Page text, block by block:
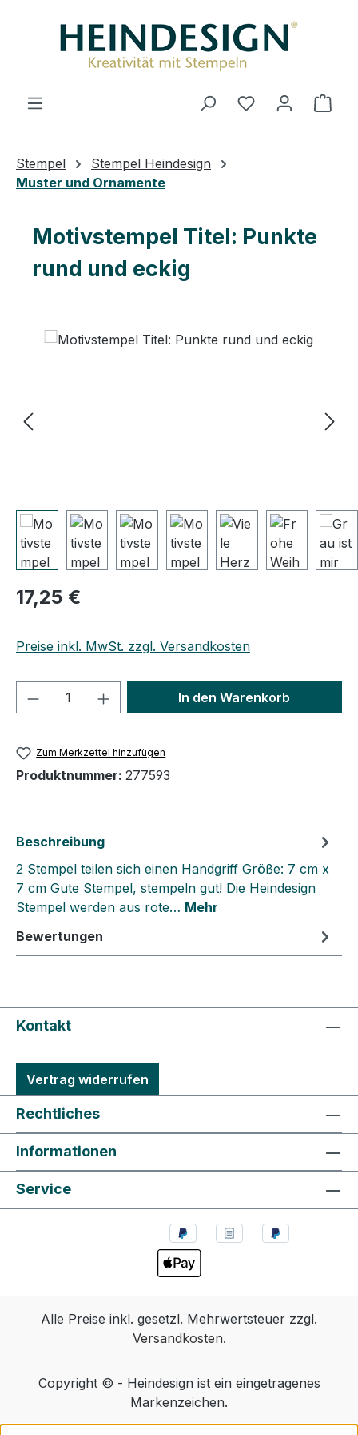
Du hast 0
Stempel
Stempel Heindesign
Muster und Ornamente
Motivstempel Titel: Punkte
rund und eckig
Regulärer Preis:
17,25 €
Preise inkl. MwSt. zzgl. Versandkosten
Produkt Anzahl: Gib denIn den Warenkorb
Zum Merkzettel hinzufügen
Produktnummer: 277593
Beschreibung
2 Stempel teilen sich einen Handgriff Größe: 7 cm x
7 cm Gute Stempel, stempeln gut! Die Heindesign
Stempel werden aus rote… Mehr
Bewertungen
Kontakt
Vertrag widerrufen
Rechtliches
Informationen
Service
Alle Preise inkl. gesetzl. Mehrwertsteuer zzgl.
Versandkosten.
Copyright © - Heindesign ist ein eingetragenes
Markenzeichen.